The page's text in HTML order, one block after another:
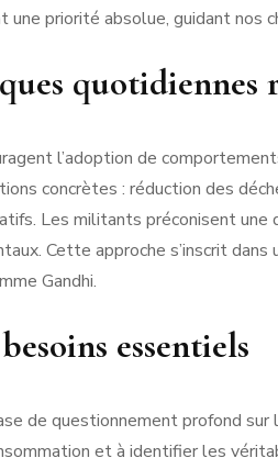
priorité absolue, guidant nos
quotidiennes
l’adoption de
concrètes : réduction des
Les militants préconisent
Cette approche s’inscrit
Gandhi.
essentiels
de questionnement profond
et à identifier les